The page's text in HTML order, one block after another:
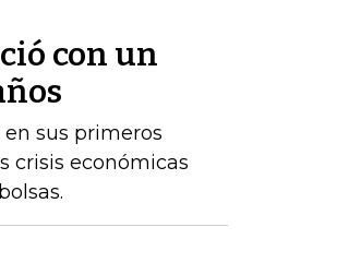
con un
sus primeros
crisis económicas